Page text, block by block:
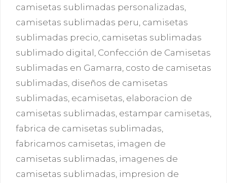
camisetas sublimadas personalizadas
camisetas sublimadas peru camisetas
sublimadas precio camisetas sublimadas
sublimado digital Confección de Camisetas
sublimadas en Gamarra costo de camisetas
sublimadas diseños de camisetas
sublimadas ecamisetas elaboracion de
camisetas sublimadas estampar camisetas
fabrica de camisetas sublimadas
fabricamos camisetas imagen de
camisetas sublimadas imagenes de
camisetas sublimadas impresion de